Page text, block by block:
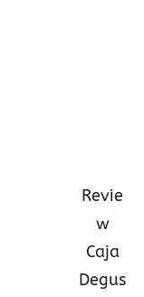
Revie
w
Caja
Degus